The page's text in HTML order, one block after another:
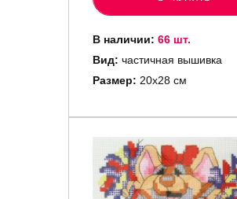
В наличии: 66 шт.
Вид: частичная вышивка
Размер: 20х28 см